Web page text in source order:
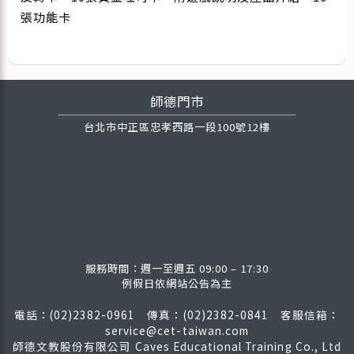
張功能卡
師德門市
台北市中正區忠孝西路一段100號12樓
服務時間：週一至週五 09:00 – 17:30
例假日依網站公告為主
電話：(02)2382-0961 傳真：(02)2382-0841客服信箱：
service@cet-taiwan.com
師德文教股份有限公司 Caves Educational Training Co., Ltd